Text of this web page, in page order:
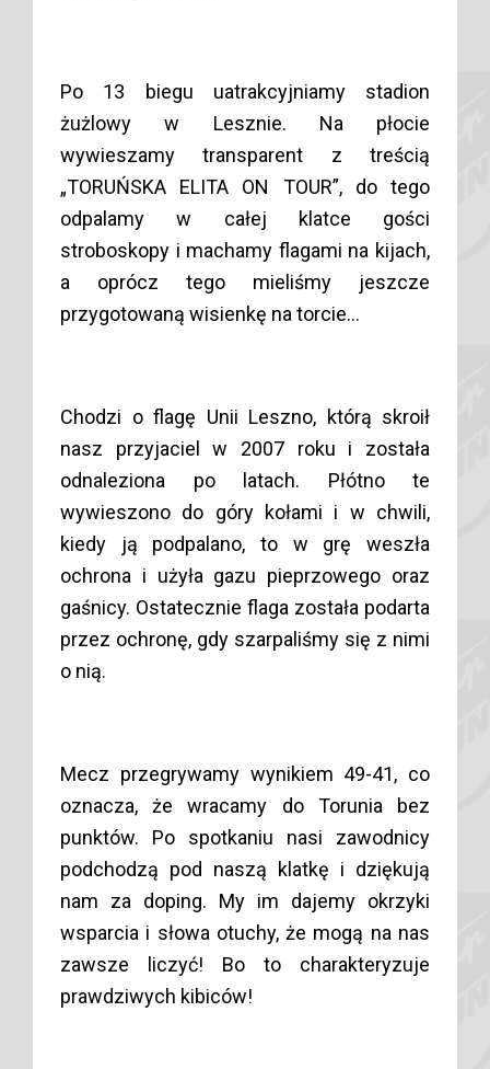
Po 13 biegu uatrakcyjniamy stadion
żużlowy w Lesznie. Na płocie
wywieszamy transparent z treścią
„TORUŃSKA ELITA ON TOUR”, do tego
odpalamy w całej klatce gości
stroboskopy i machamy flagami na kijach,
a oprócz tego mieliśmy jeszcze
przygotowaną wisienkę na torcie…
Chodzi o flagę Unii Leszno, którą skroił
nasz przyjaciel w 2007 roku i została
odnaleziona po latach. Płótno te
wywieszono do góry kołami i w chwili,
kiedy ją podpalano, to w grę weszła
ochrona i użyła gazu pieprzowego oraz
gaśnicy. Ostatecznie flaga została podarta
przez ochronę, gdy szarpaliśmy się z nimi
o nią.
Mecz przegrywamy wynikiem 49-41, co
oznacza, że wracamy do Torunia bez
punktów. Po spotkaniu nasi zawodnicy
podchodzą pod naszą klatkę i dziękują
nam za doping. My im dajemy okrzyki
wsparcia i słowa otuchy, że mogą na nas
zawsze liczyć! Bo to charakteryzuje
prawdziwych kibiców!